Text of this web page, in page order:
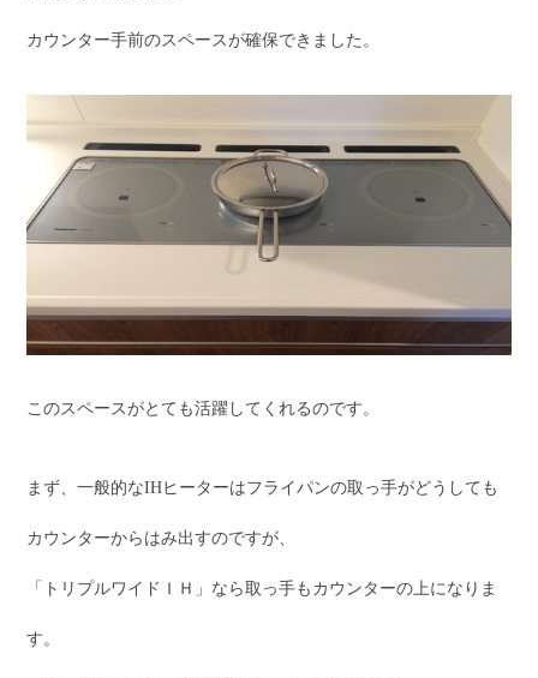
カウンター手前のスペースが確保できました。
このスペースがとても活躍してくれるのです。
まず、一般的なIHヒーターはフライパンの取っ手がどうしても
カウンターからはみ出すのですが、
「トリプルワイドＩＨ」なら取っ手もカウンターの上になりま
す。